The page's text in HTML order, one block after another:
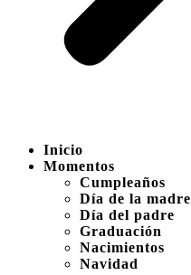
Inicio
Momentos
Cumpleaños
Día de la madre
Día del padre
Graduación
Nacimientos
Navidad